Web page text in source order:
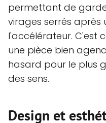
permettant de
virages serrés après
l'accélérateur. C'est
une pièce bien
hasard pour le plus
des sens.
Design et